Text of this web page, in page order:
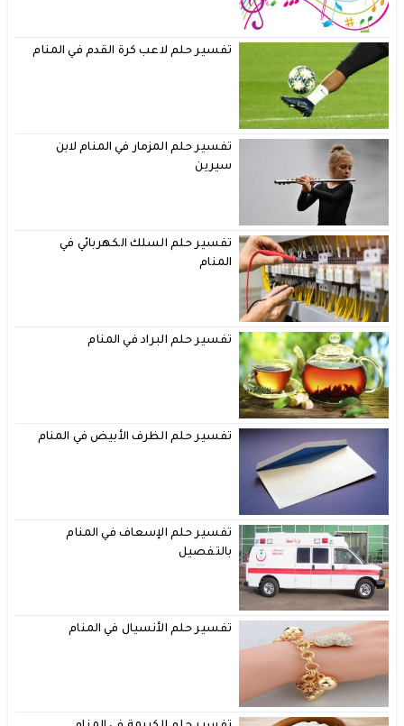
تفسير حلم لاعب كرة القدم في المنام
تفسير حلم المزمار في المنام لابن
سيرين
تفسير حلم السلك الكهربائي في
المنام
تفسير حلم البراد في المنام
تفسير حلم الظرف الأبيض في المنام
تفسير حلم الإسعاف في المنام
بالتفصيل
تفسير حلم الأنسيال في المنام